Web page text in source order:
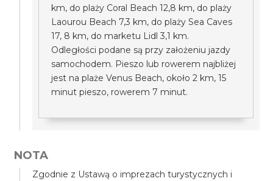
km, do plaży Coral Beach 12,8 km, do plaży
Laourou Beach 7,3 km, do plaży Sea Caves
17, 8 km, do marketu Lidl 3,1 km.
Odległości podane są przy założeniu jazdy
samochodem. Pieszo lub rowerem najbliżej
jest na plaże Venus Beach, około 2 km, 15
minut pieszo, rowerem 7 minut.
NOTA
Zgodnie z Ustawą o imprezach turystycznych i